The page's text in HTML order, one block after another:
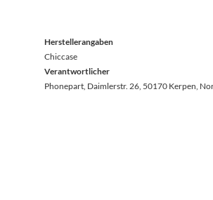
Herstellerangaben
Chiccase
Verantwortlicher
Phonepart, Daimlerstr. 26, 50170 Kerpen,